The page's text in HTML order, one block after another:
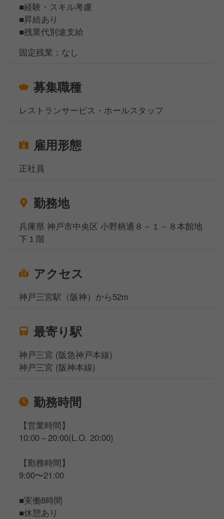
とんかつ、その他の料理も含めての仕込みから盛り付
けまでの調理をお任せします。
注文を受けてから調理をしていきますが、セントラル
キッチンを活用しているため、そこまで複雑なオペレ
やる気のある方には店長へのキャリアアップも可能！
舗運営やマネジメントスキルを身につけ、ステップア
ップをめざせます。
また、私たちはあなたらしいキャリアを歩んで欲しい
ので、決して「社員だから店長になって欲しい」とい
このお店でずっと働いていたい、ライフスタイルが変
わったから時短勤務がいいなどなど、できる限りあな
たに合わせた働き方を提供いたします。
少しでもご興味がありましたら、ぜひご応募くださ
■経験・スキル考慮
■昇給あり
■残業代別途支給
固定残業：なし
募集職種
レストランサービス・ホールスタッフ
雇用形態
正社員
勤務地
兵庫県 神戸市中央区 小野柄通８－１－８本館地
下１階
アクセス
神戸三宮駅（阪神）から52m
最寄り駅
神戸三宮 (阪急神戸本線)
神戸三宮 (阪神本線)
勤務時間
【営業時間】
10:00～20:00(L.O. 20:00)
【勤務時間】
9:00〜21:00
■実働8時間
■休憩あり